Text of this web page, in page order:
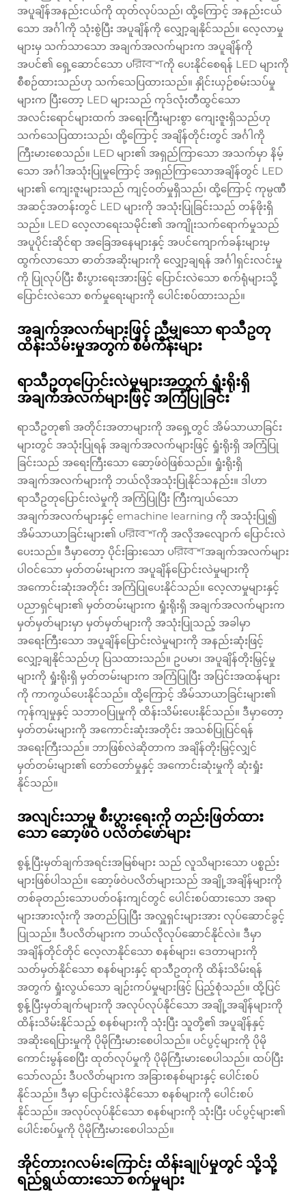
အပူချိန်အနည်းငယ်ကို ထုတ်လုပ်သည်၊ ထို့ကြောင့် အနည်းငယ်
သော အင်္ဂါကို သုံးစွဲပြီး အပူချိန်ကို လျှော့ချနိုင်သည်။ လေ့လာမှု
များမှ သက်သာသော အချက်အလက်များက အပူချိန်ကို
အပင်၏ ရှေ့ဆောင်သော ပরিবেশကို ပေးနိုင်စေရန် LED များကို
စီစဉ်ထားသည်ဟု သက်သေပြထားသည်။ နှိုင်းယှဉ်စမ်းသပ်မှု
များက ပြီးတော့ LED များသည် ကုဒ်လုံးတီထွင်သော
အလင်းရောင်များထက် အရေးကြီးများစွာ ကျေးဇူးရှိသည်ဟု
သက်သေပြထားသည်၊ ထို့ကြောင့် အချိန်တိုင်းတွင် အင်္ဂါကို
ကြီးမားစေသည်။ LED များ၏ အရှည်ကြာသော အသက်မှာ နိမ့်
သော အင်္ဂါအသုံးပြုမှုကြောင့် အရှည်ကြာသောအချိန်တွင် LED
များ၏ ကျေးဇူးများသည် ကျင့်ဝတ်မှုရှိသည်၊ ထို့ကြောင့် ကုမ္ပဏီ
အဆင့်အတန်းတွင် LED များကို အသုံးပြုခြင်းသည် တန်ဖိုးရှိ
သည်။ LED လေ့လာရေးသမိုင်း၏ အကျိုးသက်ရောက်မှုသည်
အပူပိုင်းဆိုင်ရာ အခြေအနေများနှင့် အပင်ကျောက်ခန်းများမှ
ထွက်လာသော ဓာတ်အဆိုးများကို လျှော့ချရန် အင်္ဂါရှင်းလင်းမှု
ကို ပြုလုပ်ပြီး စီးပွားရေးအားဖြင့် ပြောင်းလဲသော စက်ရုံများသို့
ပြောင်းလဲသော စက်မှုရေးများကို ပေါင်းစပ်ထားသည်။
အချက်အလက်များဖြင့် ညီမျှသော ရာသီဥတု
ထိန်းသိမ်းမှုအတွက် စီမံကိန်းများ
ရာသီဥတုပြောင်းလဲမှုများအတွက် ရှုံးရိုးရှိ
အချက်အလက်များဖြင့် အကြံပြုခြင်း
ရာသီဥတု၏ အတိုင်းအတာများကို အရှေ့တွင် အိမ်သာယာခြင်း
များတွင် အသုံးပြုရန် အချက်အလက်များဖြင့် ရှုံးရိုးရှိ အကြံပြု
ခြင်းသည် အရေးကြီးသော ဆော့ဖ်ဝဲဖြစ်သည်။ ရှုံးရိုးရှိ
အချက်အလက်များကို ဘယ်လိုအသုံးပြုနိုင်သနည်း။ ဒါဟာ
ရာသီဥတုပြောင်းလဲမှုကို အကြံပြုပြီး ကြီးကျယ်သော
အချက်အလက်များနှင့် emachine learning ကို အသုံးပြု၍
အိမ်သာယာခြင်းများ၏ ပরিবেশကို အလိုအလျောက် ပြောင်းလဲ
ပေးသည်။ ဒီမှာတော့ ပိုင်းခြားသော ပরিবেশအချက်အလက်များ
ပါဝင်သော မှတ်တမ်းများက အပူချိန်ပြောင်းလဲမှုများကို
အကောင်းဆုံးအတိုင်း အကြံပြုပေးနိုင်သည်။ လေ့လာမှုများနှင့်
ပညာရှင်များ၏ မှတ်တမ်းများက ရှုံးရိုးရှိ အချက်အလက်များက
မှတ်မှတ်များမှာ မှတ်မှတ်များကို အသုံးပြုသည့် အခါမှာ
အရေးကြီးသော အပူချိန်ပြောင်းလဲမှုများကို အနည်းဆုံးဖြင့်
လျှော့ချနိုင်သည်ဟု ပြသထားသည်။ ဥပမာ၊ အပူချိန်တိုးမြှင့်မှု
များကို ရှုံးရိုးရှိ မှတ်တမ်းများက အကြံပြုပြီး အပြင်းအထန်များ
ကို ကာကွယ်ပေးနိုင်သည်။ ထို့ကြောင့် အိမ်သာယာခြင်းများ၏
ကုန်ကျမှုနှင့် သဘာဝပြုမှုကို ထိန်းသိမ်းပေးနိုင်သည်။ ဒီမှာတော့
မှတ်တမ်းများကို အကောင်းဆုံးအတိုင်း အသစ်ပြုပြင်ရန်
အရေးကြီးသည်။ ဘာဖြစ်လဲဆိုတာက အချိန်တိုးမြှင့်လျှင်
မှတ်တမ်းများ၏ တော်တော်မှုနှင့် အကောင်းဆုံးမှုကို ဆုံးရှုံး
နိုင်သည်။
အလျင်းသာမှု စီးပွားရေးကို တည်းဖြတ်ထား
သော ဆော့ဖ်ဝဲ ပလိတ်ဖော်များ
စွန့်ပြီးမှတ်ချက်အရင်းအမြစ်များ သည် လူသိများသော ပစ္စည်း
များဖြစ်ပါသည်။ ဆော့ဖ်ဝဲပလိတ်များသည် အချို့အချိန်များကို
တစ်ခုတည်းသောပတ်ဝန်းကျင်တွင် ပေါင်းစပ်ထားသော အရာ
များအားလုံးကို အတည်ပြုပြီး အလှူရှင်းများအား လုပ်ဆောင်ခွင့်
ပြုသည်။ ဒီပလိတ်များက ဘယ်လိုလုပ်ဆောင်နိုင်လဲ။ ဒီမှာ
အချိန်တိုင်တိုင် လေ့လာနိုင်သော စနစ်များ၊ ဒေတာများကို
သတ်မှတ်နိုင်သော စနစ်များနှင့် ရာသီဥတုကို ထိန်းသိမ်းရန်
အတွက် ရှုံးလွယ်သော ချဉ်းကပ်မှုများဖြင့် ပြည့်စုံသည်။ ထို့ပြင်
စွန့်ပြီးမှတ်ချက်များကို အလုပ်လုပ်နိုင်သော အချို့အချိန်များကို
ထိန်းသိမ်းနိုင်သည့် စနစ်များကို သုံးပြီး သူတို့၏ အပူချိန်နှင့်
အဆိုးရေပြားမှုကို ပိုမိုကြီးမားစေပါသည်။ ပင်ပွင့်များကို ပိုမို
ကောင်းမွန်စေပြီး ထုတ်လုပ်မှုကို ပိုမိုကြီးမားစေပါသည်။ ထပ်ပြီး
သော်လည်း ဒီပလိတ်များက အခြားစနစ်များနှင့် ပေါင်းစပ်
နိုင်သည်။ ဒီမှာ ပြောင်းလဲနိုင်သော စနစ်များကို ပေါင်းစပ်
နိုင်သည်။ အလုပ်လုပ်နိုင်သော စနစ်များကို သုံးပြီး ပင်ပွင့်များ၏
ပေါင်းစပ်မှုကို ပိုမိုကြီးမားစေပါသည်။
အိုင်တားဂလမ်းကြောင်း ထိန်းချုပ်မှုတွင် သို့သို့
ရည်ရွယ်ထားသော စက်မှုများ